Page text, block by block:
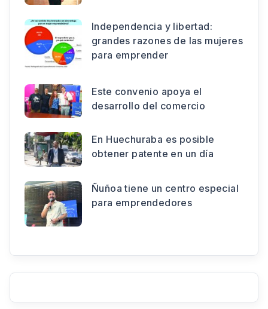
Independencia y libertad:
grandes razones de las mujeres
para emprender
Este convenio apoya el
desarrollo del comercio
En Huechuraba es posible
obtener patente en un día
Ñuñoa tiene un centro especial
para emprendedores